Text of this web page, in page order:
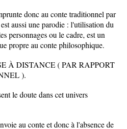
donc au conte traditionnel par
aussi une parodie : l'utilisation du
personnages ou le cadre, est un
propre au conte philosophique.
À DISTANCE ( PAR RAPPORT
).
le doute dans cet univers
au conte et donc à l'absence de